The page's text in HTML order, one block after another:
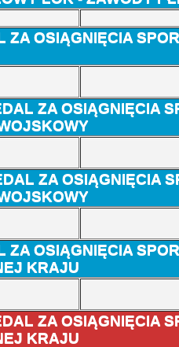
ZA OSIĄGNIĘCIA
ZA OSIĄGNIĘCIA
ZA OSIĄGNIĘCIA
ZA OSIĄGNIĘCIA
KRAJU
ZA OSIĄGNIĘCIA
KRAJU